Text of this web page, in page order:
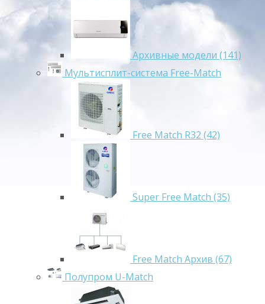
Архивные модели (141)
Мультисплит-система Free-Match
Free Match R32 (42)
Super Free Match (35)
Free Match Архив (67)
Полупром U-Match